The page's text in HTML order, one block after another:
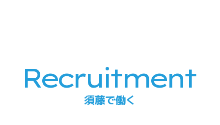
Recruitment
須藤で働く